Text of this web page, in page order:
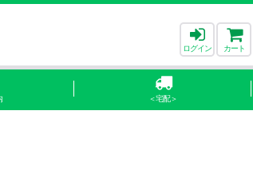
ログイン カート
＜宅配＞